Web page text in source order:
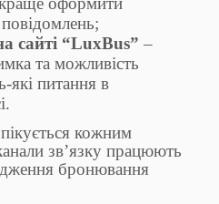
сайті “LuxBus” –
та можливість
які питання в
кожним
зв’язку працюють
бронювання